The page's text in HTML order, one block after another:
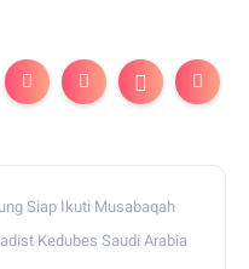
Siap Ikuti Musabaqah
Kedubes Saudi Arabia